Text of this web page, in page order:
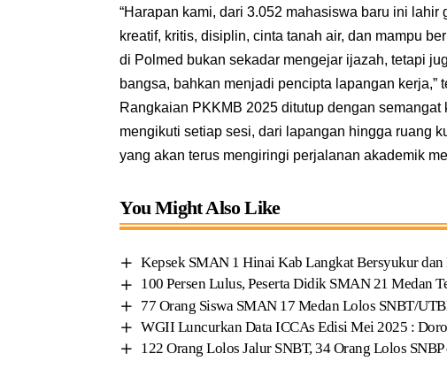
“Harapan kami, dari 3.052 mahasiswa baru ini
kreatif, kritis, disiplin, cinta tanah air, dan mampu
di Polmed bukan sekadar mengejar ijazah, tetapi
bangsa, bahkan menjadi pencipta lapangan kerja,”
Rangkaian PKKMB 2025 ditutup dengan
mengikuti setiap sesi, dari lapangan hingga ruang
yang akan terus mengiringi perjalanan akademik
You Might Also Like
Kepsek SMAN 1 Hinai Kab Langkat Bersyukur dan
100 Persen Lulus, Peserta Didik SMAN 21 Medan
77 Orang Siswa SMAN 17 Medan Lolos SNBT/
WGII Luncurkan Data ICCAs Edisi Mei 2025 :
122 Orang Lolos Jalur SNBT, 34 Orang Lolos